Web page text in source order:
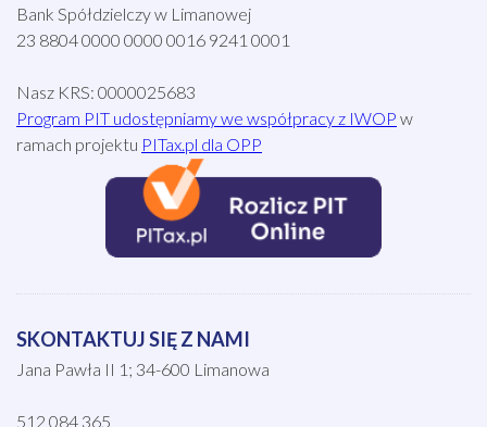
Bank Spółdzielczy w Limanowej
23 8804 0000 0000 0016 9241 0001
Nasz KRS: 0000025683
Program PIT udostępniamy we współpracy z IWOP w
ramach projektu PITax.pl dla OPP
SKONTAKTUJ SIĘ Z NAMI
Jana Pawła II 1; 34-600 Limanowa
512 084 365